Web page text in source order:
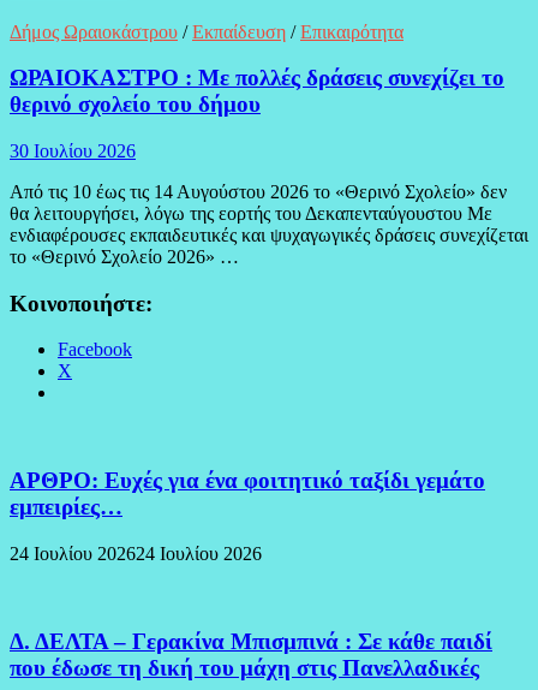
Δήμος Ωραιοκάστρου /Εκπαίδευση /Επικαιρότητα
ΩΡΑΙΟΚΑΣΤΡΟ : Με πολλές δράσεις συνεχίζει το
θερινό σχολείο του δήμου
30 Ιουλίου 2026
Από τις 10 έως τις 14 Αυγούστου 2026 το «Θερινό Σχολείο» δεν
θα λειτουργήσει, λόγω της εορτής του Δεκαπενταύγουστου Με
ενδιαφέρουσες εκπαιδευτικές και ψυχαγωγικές δράσεις συνεχίζεται
το «Θερινό Σχολείο 2026» …
Κοινοποιήστε:
Facebook
X
ΑΡΘΡΟ: Ευχές για ένα φοιτητικό ταξίδι γεμάτο
εμπειρίες…
24 Ιουλίου 202624 Ιουλίου 2026
Δ. ΔΕΛΤΑ – Γερακίνα Μπισμπινά : Σε κάθε παιδί
που έδωσε τη δική του μάχη στις Πανελλαδικές